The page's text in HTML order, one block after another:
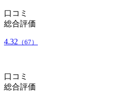
口コミ
総合評価
4.32 （67）
口コミ
総合評価